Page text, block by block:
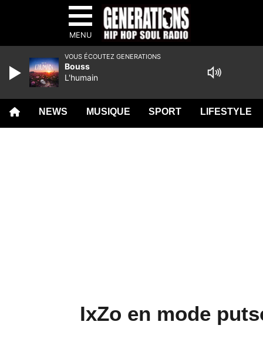
MENU
NEWS MUSIQUE SPORT LIFESTYLE
IxZo en mode
VOUS ÉCOUTEZ GENERATIONS
Bouss
L'humain